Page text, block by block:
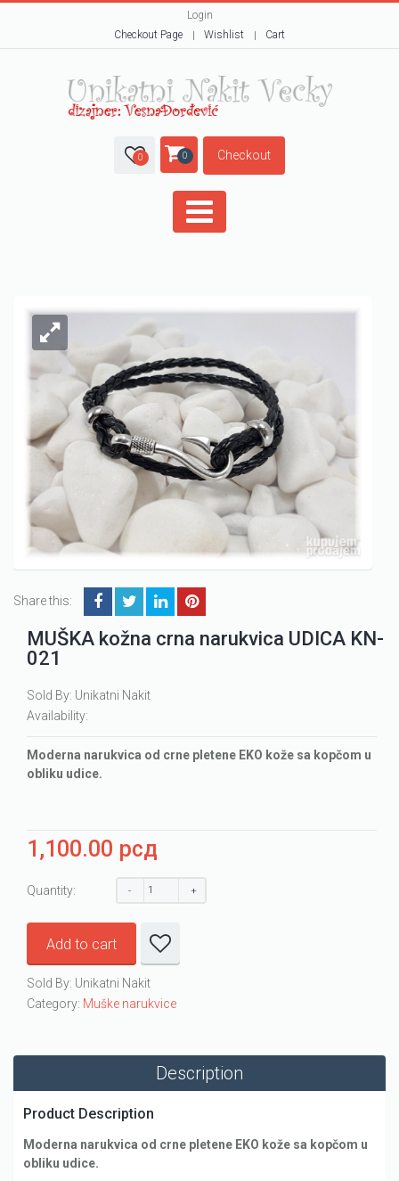
Login
Checkout Page
Wishlist Cart
0 0 Checkout
Share this:
MUŠKA kožna crna narukvica UDICA KN-
021
Sold By: Unikatni Nakit
Availability:
Moderna narukvica od crne pletene EKO kože sa kopčom u
obliku udice.
1,100.00 рсд
Quantity:
Add to cart
Sold By: Unikatni Nakit
Category: Muške narukvice
Description
Product Description
Moderna narukvica od crne pletene EKO kože sa kopčom u
obliku udice.